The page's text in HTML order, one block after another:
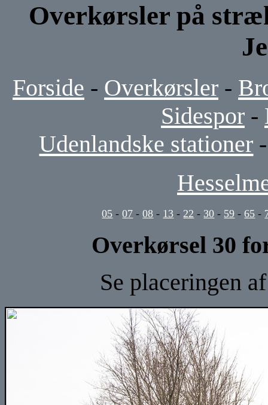
Overkørsler på
Forside - Overkørsler -
Sidespor -
Udenlandske stationer
05 -07 -08 - 13 - 22 - 30 - 59 -65 -
Overkørsel 30
Se placeringen